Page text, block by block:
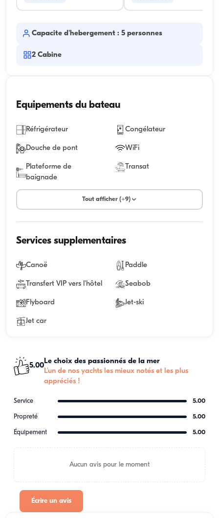
Capacite d'hebergement : 5 personnes
2 Cabine
Equipements du bateau
Réfrigérateur Congélateur
Douche de pont WiFi
Plateforme de
baignade
Transat
Tout afficher (+9)
Services supplementaires
Canoë Paddle
Transfert VIP vers l'hôtel Seabob
Flyboard Jet-ski
Jet car
5.00
Le choix des passionnés de la mer
L'un de nos yachts les mieux notés et les plus
appréciés !
Service 5.00
Propreté 5.00
Équipement 5.00
Aucun avis pour le moment
Écrire un avis